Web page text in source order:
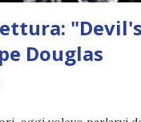
Douglas